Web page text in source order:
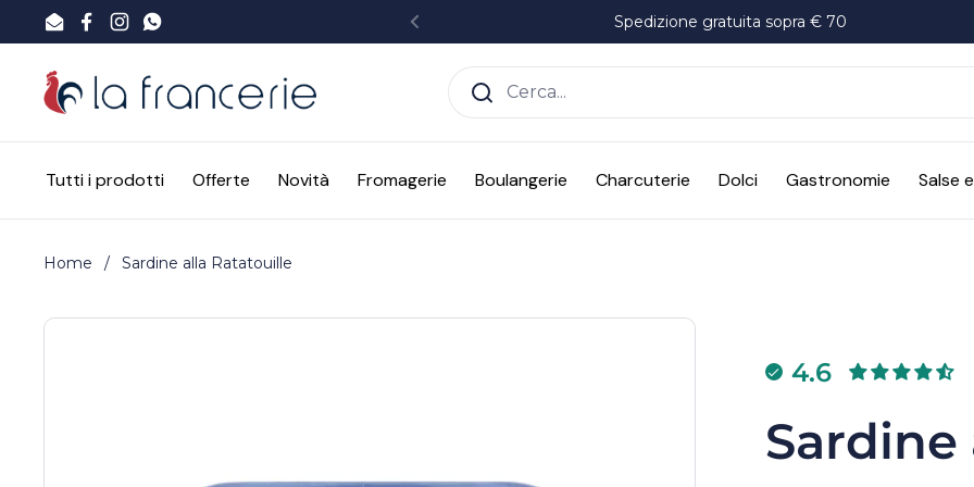
Passa ai contenuti
EmailFacebook
Instagram
WhatsApp Precedente
Spedizione gratuita sopra € 70
Tutti i prodotti Offerte Novità Fromagerie Boulangerie Charcuterie Dolci Gastronomie Salse
Home / Sardine alla Ratatouille
4.6